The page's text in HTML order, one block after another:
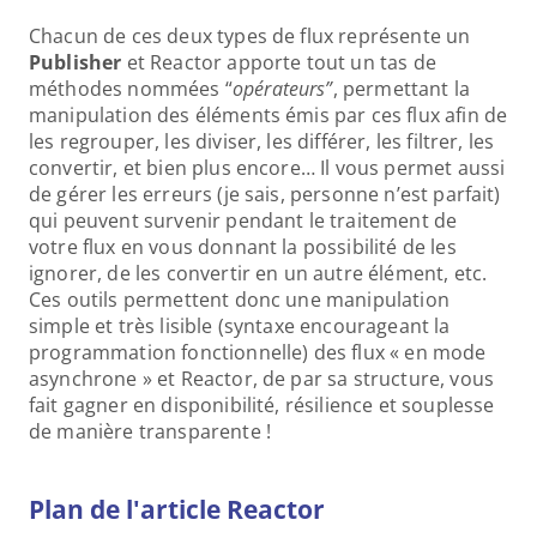
Publisher et Reactor apporte tout un tas de
méthodes nommées “opérateurs”, permettant la
manipulation des éléments émis par ces flux afin de
les regrouper, les diviser, les différer, les filtrer, les
convertir, et bien plus encore… Il vous permet aussi
de gérer les erreurs (je sais, personne n’est parfait)
qui peuvent survenir pendant le traitement de
votre flux en vous donnant la possibilité de les
ignorer, de les convertir en un autre élément, etc.
Ces outils permettent donc une manipulation
simple et très lisible (syntaxe encourageant la
programmation fonctionnelle) des flux « en mode
asynchrone » et Reactor, de par sa structure, vous
fait gagner en disponibilité, résilience et souplesse
de manière transparente !
Plan de l'article Reactor